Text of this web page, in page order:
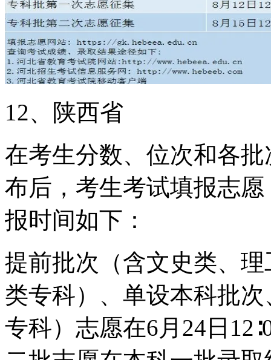
12、陕西省
在考生分数、位次和各
布后，考生考试填报志
报时间如下：
提前批次（含文史类、
类专科）、单设本科批
专科）志愿在6月24日